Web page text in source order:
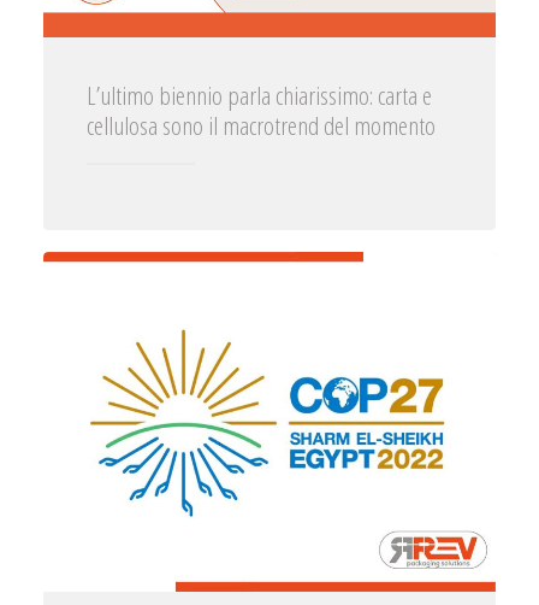
L’ultimo biennio parla chiarissimo: carta e
cellulosa sono il macrotrend del momento